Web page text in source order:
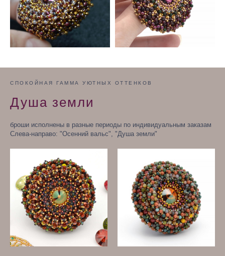
СПОКОЙНАЯ ГАММА УЮТНЫХ ОТТЕНКОВ
Душа земли
броши исполнены в разные периоды по индивидуальным заказам
Слева-направо: "Осенний вальс", "Душа земли"